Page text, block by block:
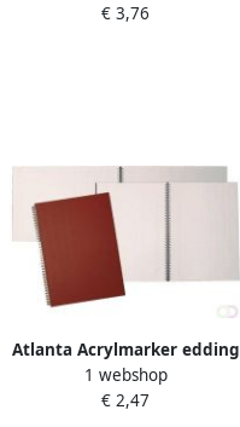
€ 3,76
Atlanta Acrylmarker edding
e-5100 medium
gentiaanblauw
1 webshop
€ 2,47